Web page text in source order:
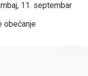
11. septembar
obećanje